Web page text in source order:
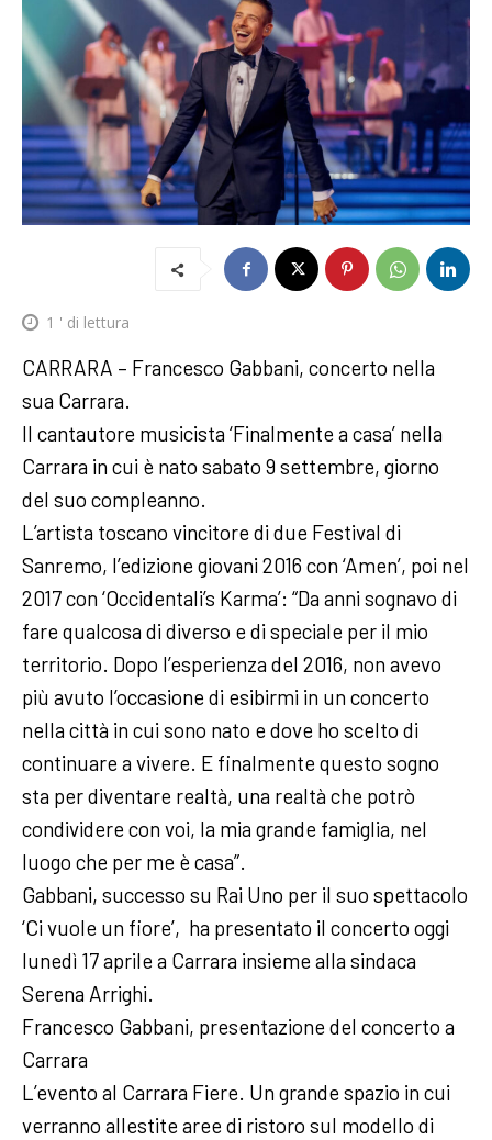
1 ' di lettura
CARRARA – Francesco Gabbani, concerto nella
sua Carrara.
Il cantautore musicista ‘Finalmente a casa’ nella
Carrara in cui è nato sabato 9 settembre, giorno
del suo compleanno.
L’artista toscano vincitore di due Festival di
Sanremo, l’edizione giovani 2016 con ‘Amen’, poi nel
2017 con ‘Occidentali’s Karma’: “Da anni sognavo di
fare qualcosa di diverso e di speciale per il mio
territorio. Dopo l’esperienza del 2016, non avevo
più avuto l’occasione di esibirmi in un concerto
nella città in cui sono nato e dove ho scelto di
continuare a vivere. E finalmente questo sogno
sta per diventare realtà, una realtà che potrò
condividere con voi, la mia grande famiglia, nel
luogo che per me è casa”.
Gabbani, successo su Rai Uno per il suo spettacolo
‘Ci vuole un fiore’, ha presentato il concerto oggi
lunedì 17 aprile a Carrara insieme alla sindaca
Serena Arrighi.
Francesco Gabbani, presentazione del concerto a
Carrara
L’evento al Carrara Fiere. Un grande spazio in cui
verranno allestite aree di ristoro sul modello di